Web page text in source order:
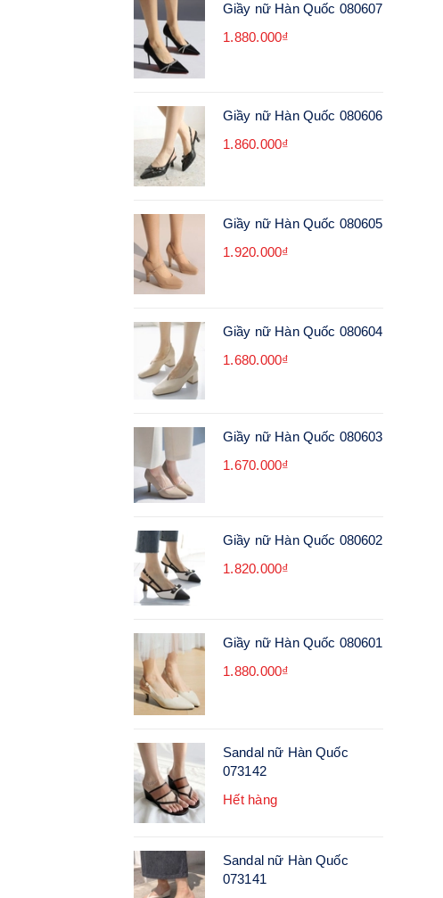
Giầy nữ Hàn Quốc 080607
1.880.000₫
Giầy nữ Hàn Quốc 080606
1.860.000₫
Giầy nữ Hàn Quốc 080605
1.920.000₫
Giầy nữ Hàn Quốc 080604
1.680.000₫
Giầy nữ Hàn Quốc 080603
1.670.000₫
Giầy nữ Hàn Quốc 080602
1.820.000₫
Giầy nữ Hàn Quốc 080601
1.880.000₫
Sandal nữ Hàn Quốc
073142
Hết hàng
Sandal nữ Hàn Quốc
073141